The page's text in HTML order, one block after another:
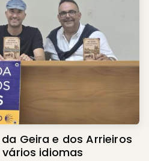
Geira e dos Arrieiros
idiomas